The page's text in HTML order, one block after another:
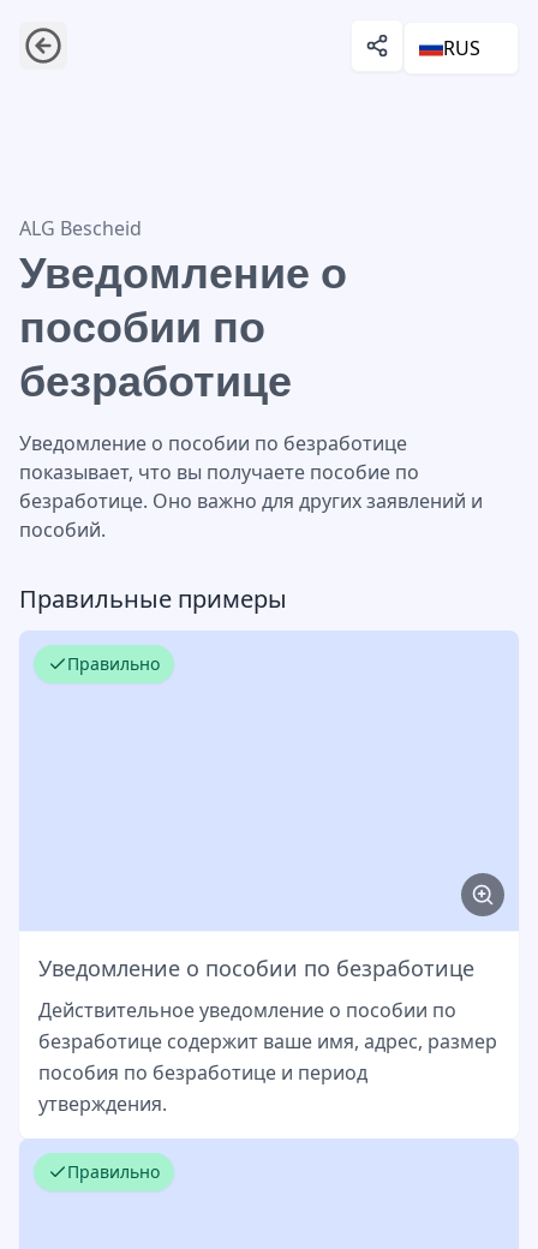
RUS
Уведомление о пособии по безработице
ALG Bescheid
Уведомление о
пособии по
безработице
Уведомление о пособии по безработице
показывает, что вы получаете пособие по
безработице. Оно важно для других заявлений и
пособий.
Правильные примеры
Правильно
Уведомление о пособии по безработице
Действительное уведомление о пособии по
безработице содержит ваше имя, адрес, размер
пособия по безработице и период
утверждения.
Правильно